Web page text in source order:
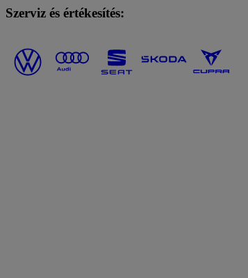
Szerviz és értékesítés: